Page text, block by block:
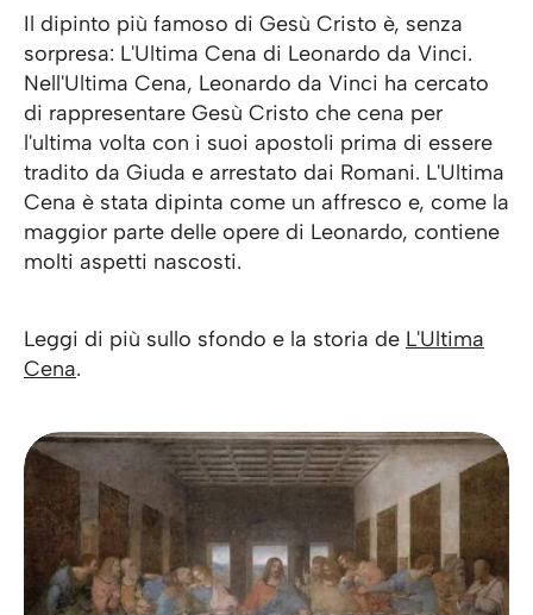
Il dipinto più famoso di Gesù Cristo è, senza
sorpresa: L'Ultima Cena di Leonardo da Vinci.
Nell'Ultima Cena, Leonardo da Vinci ha cercato
di rappresentare Gesù Cristo che cena per
l'ultima volta con i suoi apostoli prima di essere
tradito da Giuda e arrestato dai Romani. L'Ultima
Cena è stata dipinta come un affresco e, come la
maggior parte delle opere di Leonardo, contiene
molti aspetti nascosti.
Leggi di più sullo sfondo e la storia de L'Ultima
Cena.